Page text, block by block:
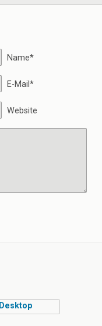
Name*
E-Mail*
Website
Desktop